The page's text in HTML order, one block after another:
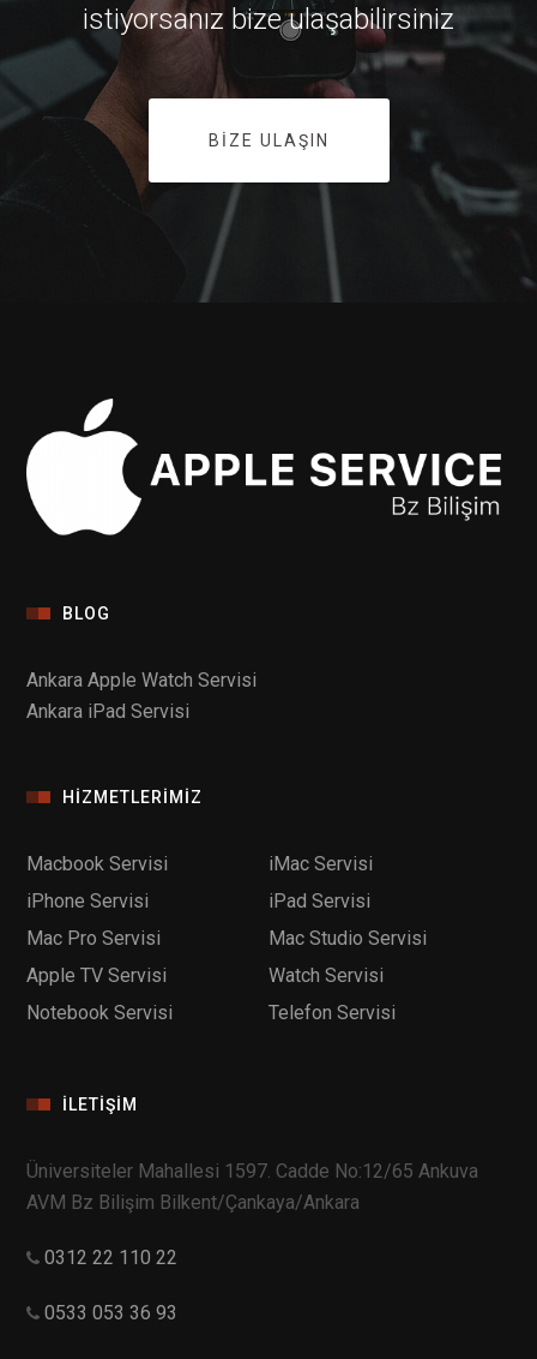
istiyorsanız bize ulaşabilirsiniz
BIZE ULAŞIN
BLOG
Ankara Apple Watch Servisi
Ankara iPad Servisi
HIZMETLERIMIZ
Macbook Servisi
iMac Servisi
iPhone Servisi
iPad Servisi
Mac Pro Servisi
Mac Studio Servisi
Apple TV Servisi
Watch Servisi
Notebook Servisi
Telefon Servisi
İLETIŞIM
Üniversiteler Mahallesi 1597. Cadde No:12/65 Ankuva
AVM Bz Bilişim Bilkent/Çankaya/Ankara
0312 22 110 22
0533 053 36 93